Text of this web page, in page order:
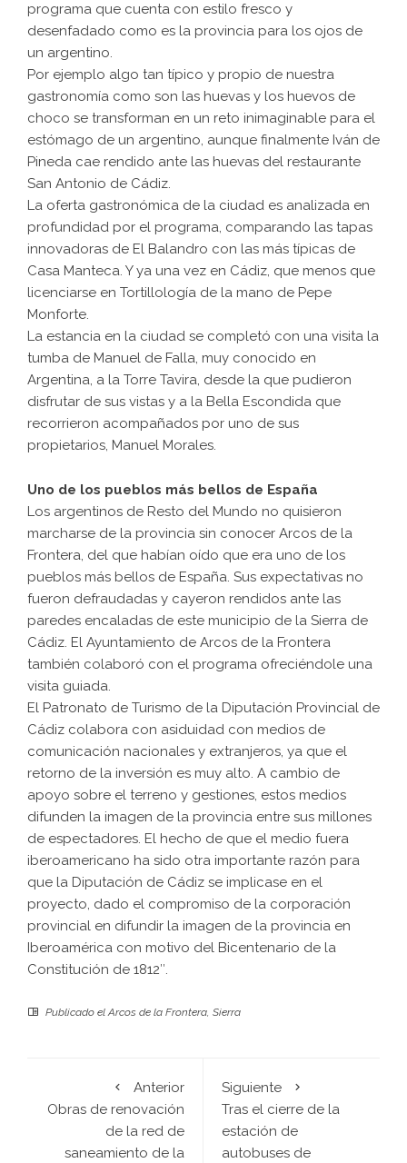
programa que cuenta con estilo fresco y
desenfadado como es la provincia para los ojos de
un argentino.
Por ejemplo algo tan típico y propio de nuestra
gastronomía como son las huevas y los huevos de
choco se transforman en un reto inimaginable para el
estómago de un argentino, aunque finalmente Iván de
Pineda cae rendido ante las huevas del restaurante
San Antonio de Cádiz.
La oferta gastronómica de la ciudad es analizada en
profundidad por el programa, comparando las tapas
innovadoras de El Balandro con las más típicas de
Casa Manteca. Y ya una vez en Cádiz, que menos que
licenciarse en Tortillología de la mano de Pepe
Monforte.
La estancia en la ciudad se completó con una visita la
tumba de Manuel de Falla, muy conocido en
Argentina, a la Torre Tavira, desde la que pudieron
disfrutar de sus vistas y a la Bella Escondida que
recorrieron acompañados por uno de sus
propietarios, Manuel Morales.
Uno de los pueblos más bellos de España
Los argentinos de Resto del Mundo no quisieron
marcharse de la provincia sin conocer Arcos de la
Frontera, del que habían oído que era uno de los
pueblos más bellos de España. Sus expectativas no
fueron defraudadas y cayeron rendidos ante las
paredes encaladas de este municipio de la Sierra de
Cádiz. El Ayuntamiento de Arcos de la Frontera
también colaboró con el programa ofreciéndole una
visita guiada.
El Patronato de Turismo de la Diputación Provincial de
Cádiz colabora con asiduidad con medios de
comunicación nacionales y extranjeros, ya que el
retorno de la inversión es muy alto. A cambio de
apoyo sobre el terreno y gestiones, estos medios
difunden la imagen de la provincia entre sus millones
de espectadores. El hecho de que el medio fuera
iberoamericano ha sido otra importante razón para
que la Diputación de Cádiz se implicase en el
proyecto, dado el compromiso de la corporación
provincial en difundir la imagen de la provincia en
Iberoamérica con motivo del Bicentenario de la
Constitución de 1812″.
Publicado elArcos de la Frontera, Sierra
Anterior
Obras de renovación
de la red de
saneamiento de la
Siguiente
Tras el cierre de la
estación de
autobuses de